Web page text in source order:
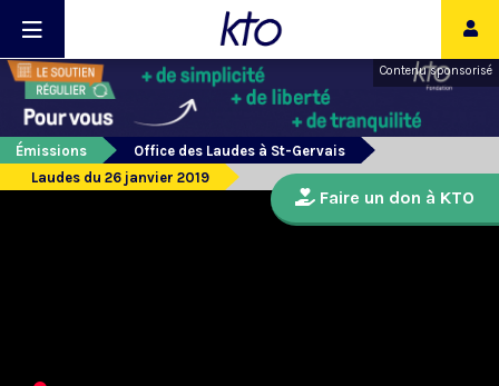
Contenu sponsorisé
Émissions
Office des Laudes à St-Gervais
Laudes du 26 janvier 2019
Faire un don à KTO